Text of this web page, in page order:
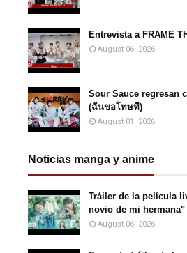
Entrevista a FRAME
August 06, 2026
Sour Sauce regresan
(ฉันขอโทษที)
August 01, 2026
Noticias manga y anime
Tráiler de la película
novio de mi hermana"
August 06, 2026